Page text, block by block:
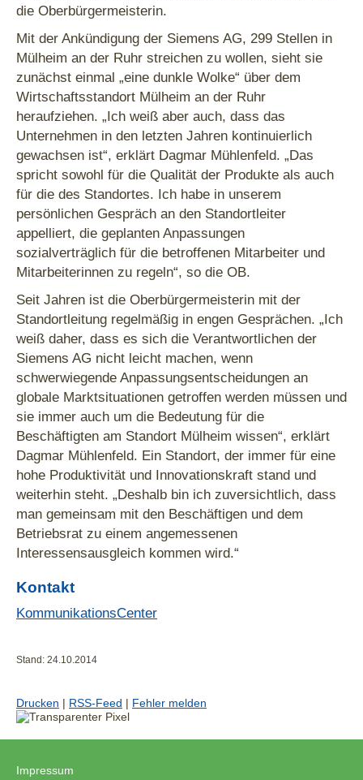
die Oberbürgermeisterin.
Mit der Ankündigung der Siemens AG, 299 Stellen in
Mülheim an der Ruhr streichen zu wollen, sieht sie
zunächst einmal „eine dunkle Wolke“ über dem
Wirtschaftsstandort Mülheim an der Ruhr
heraufziehen. „Ich weiß aber auch, dass das
Unternehmen in den letzten Jahren kontinuierlich
gewachsen ist“, erklärt Dagmar Mühlenfeld. „Das
spricht sowohl für die Qualität der Produkte als auch
für die des Standortes. Ich habe in unserem
persönlichen Gespräch an den Standortleiter
appelliert, die geplanten Anpassungen
sozialverträglich für die betroffenen Mitarbeiter und
Mitarbeiterinnen zu regeln“, so die OB.
Seit Jahren ist die Oberbürgermeisterin mit der
Standortleitung regelmäßig in engen Gesprächen. „Ich
weiß daher, dass es sich die Verantwortlichen der
Siemens AG nicht leicht machen, wenn
schwerwiegende Anpassungsentscheidungen an
globale Marktsituationen getroffen werden müssen und
sie immer auch um die Bedeutung für die
Beschäftigten am Standort Mülheim wissen“, erklärt
Dagmar Mühlenfeld. Ein Standort, der immer für eine
hohe Produktivität und Innovationskraft stand und
weiterhin steht. „Deshalb bin ich zuversichtlich, dass
man gemeinsam mit den Beschäftigen und dem
Betriebsrat zu einem angemessenen
Interessensausgleich kommen wird.“
Kontakt
KommunikationsCenter
Stand: 24.10.2014
Drucken | RSS-Feed | Fehler melden
Impressum